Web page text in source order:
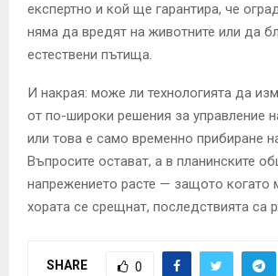
експертно и кой ще гарантира, че
няма да вредят на животните или да
естествени пътища.
И накрая: може ли технологията да
от по-широки решения за управление
или това е само временно прибиране
Въпросите остават, а в планинските
напрежението расте — защото когато
хората се срещнат, последствията са
SHARE 0